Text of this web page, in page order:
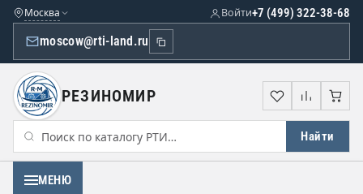
Москва
moscow@rti-land.ru
+7 (499) 322-38-68
Войти
РЕЗИНОМИР
Найти
Избранное
МЕНЮ